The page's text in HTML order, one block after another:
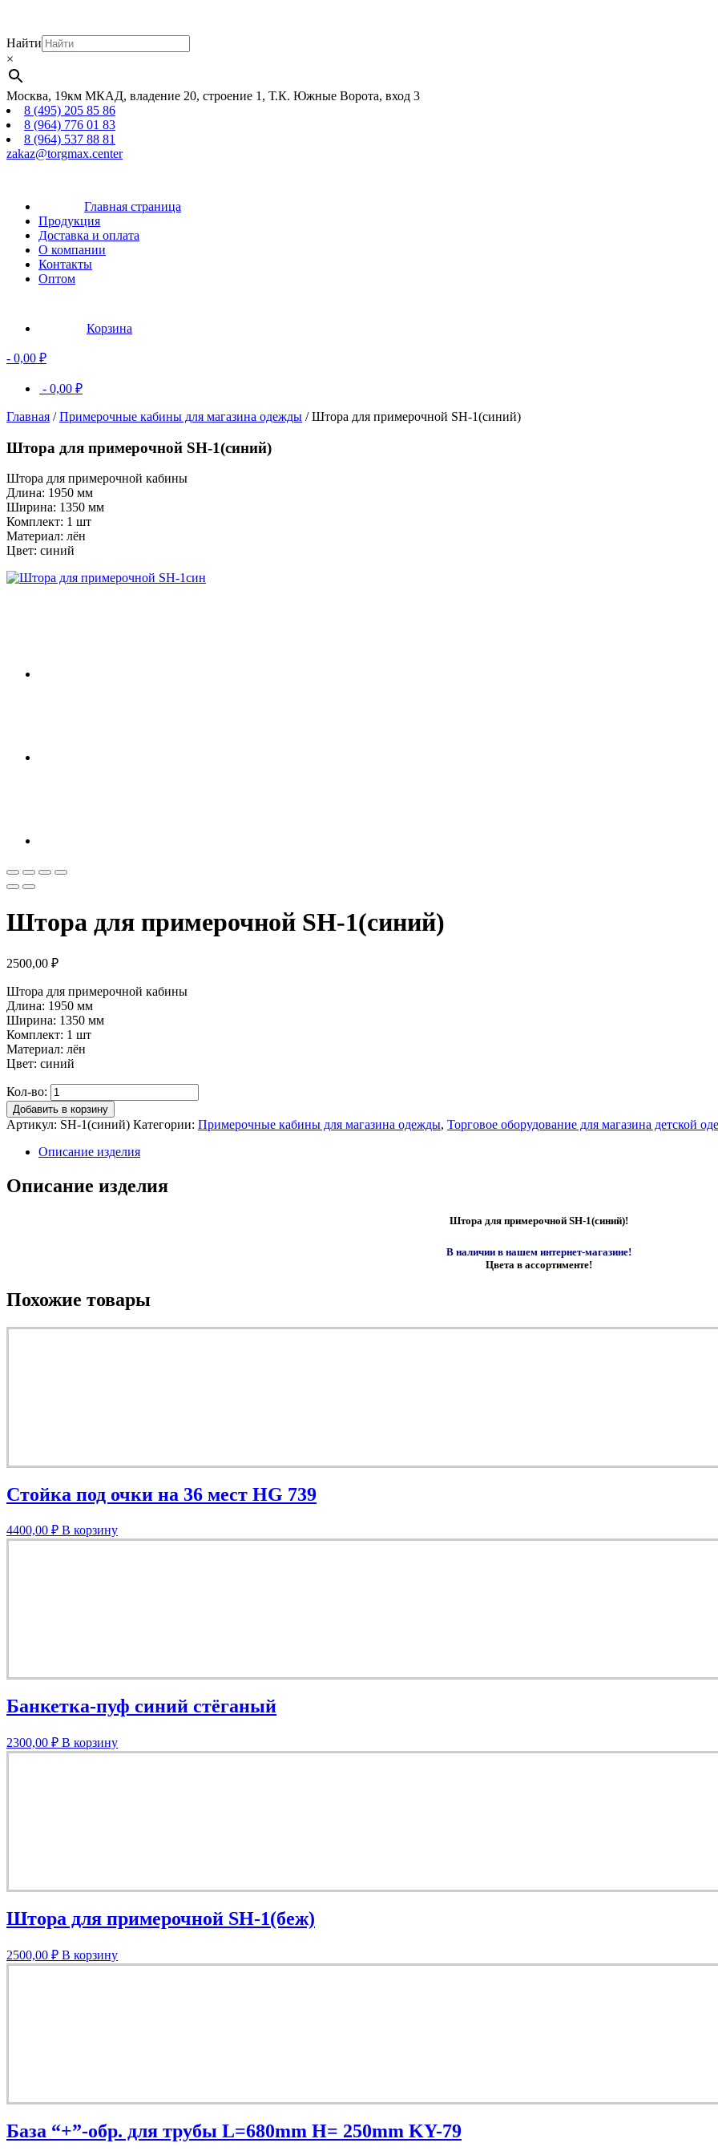
Найти
×
Москва, 19км МКАД, владение 20, строение 1, Т.К. Южные Ворота, вход 3
8 (495) 205 85 86
8 (964) 776 01 83
8 (964) 537 88 81
zakaz@torgmax.center
Главная страница
Продукция
Доставка и оплата
О компании
Контакты
Оптом
Корзина
- 0,00 ₽
- 0,00 ₽
Главная /Примерочные кабины для магазина одежды / Штора для примерочной SH-1(синий)
Штора для примерочной SH-1(синий)
Штора для примерочной кабины
Длина: 1950 мм
Ширина: 1350 мм
Комплект: 1 шт
Материал: лён
Цвет: синий
Штора для примерочной SH-1(синий)
2500,00 ₽
Штора для примерочной кабины
Длина: 1950 мм
Ширина: 1350 мм
Комплект: 1 шт
Материал: лён
Цвет: синий
Кол-во:
Добавить в корзину
Артикул: SH-1(синий) Категории: Примерочные кабины для магазина одежды, Торговое оборудование для магазина детской
Описание изделия
Описание изделия
Штора для примерочной SH-1(синий)!
В наличии в нашем интернет-магазине!
Цвета в ассортименте!
Похожие товары
Стойка под очки на 36 мест HG 739
4400,00 ₽ В корзину
Банкетка-пуф синий стёганый
2300,00 ₽ В корзину
Штора для примерочной SH-1(беж)
2500,00 ₽ В корзину
База “+”-обр. для трубы L=680mm H= 250mm KY-79